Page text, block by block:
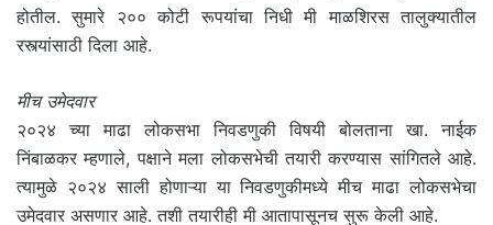
होतील. सुमारे २०० कोटी रूपयांचा निधी मी माळशिरस तालुक्यातील
रस्त्यांसाठी दिला आहे.
मीच उमेदवार
२०२४ च्या माढा लोकसभा निवडणुकी विषयी बोलताना खा. नाईक
निंबाळकर म्हणाले, पक्षाने मला लोकसभेची तयारी करण्यास सांगितले आहे.
त्यामुळे २०२४ साली होणाऱ्या या निवडणुकीमध्ये मीच माढा लोकसभेचा
उमेदवार असणार आहे. तशी तयारीही मी आतापासूनच सुरू केली आहे.